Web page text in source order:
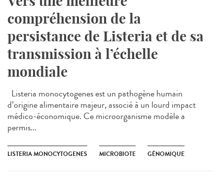
compréhension de la
persistance de Listeria et de sa
transmission à l’échelle
mondiale
Listeria monocytogenes est un pathogène humain
d’origine alimentaire majeur, associé à un lourd impact
médico-économique. Ce microorganisme modèle a
permis...
LISTERIA MONOCYTOGENES MICROBIOTE GÉNOMIQUE